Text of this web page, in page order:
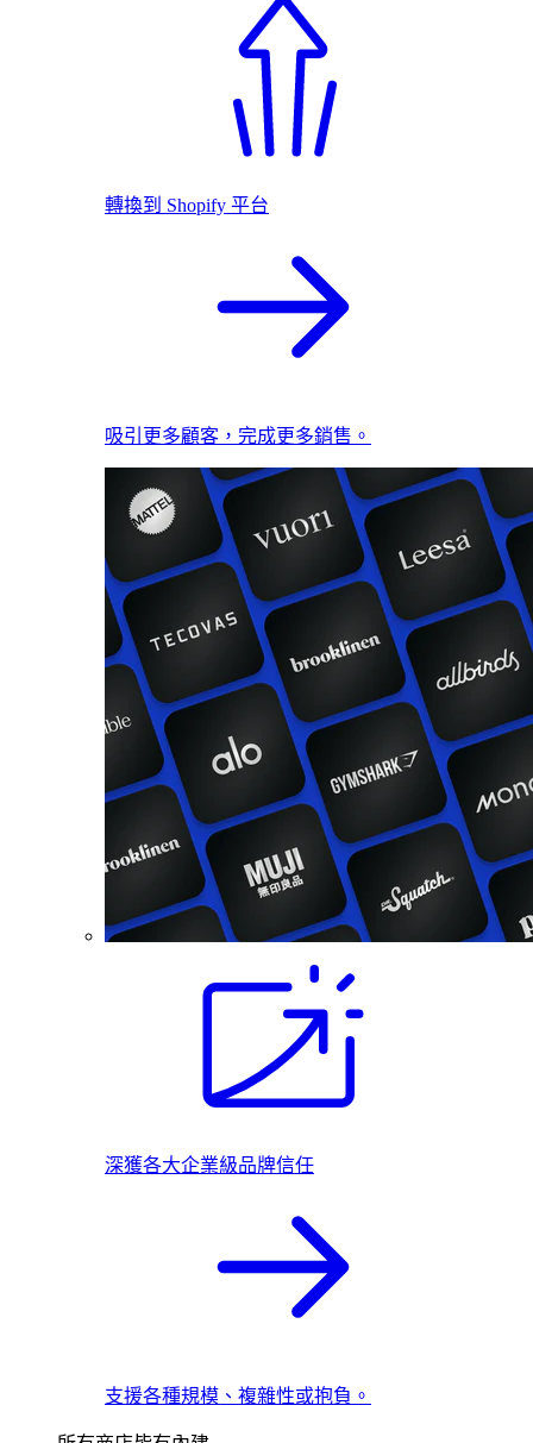
轉換到 Shopify 平台
吸引更多顧客，完成更多銷售。
深獲各大企業級品牌信任
支援各種規模、複雜性或抱負。